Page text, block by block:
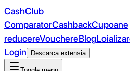
CashClub
ComparatorCashbackCupoane
reducereVouchereBlog
Login
Descarca extensia